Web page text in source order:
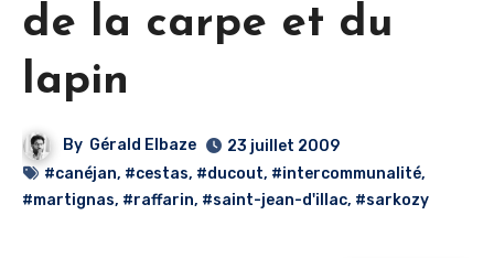
de la carpe et du
lapin
By Gérald Elbaze
23 juillet 2009
#canéjan, #cestas, #ducout, #intercommunalité,
#martignas, #raffarin, #saint-jean-d'illac, #sarkozy